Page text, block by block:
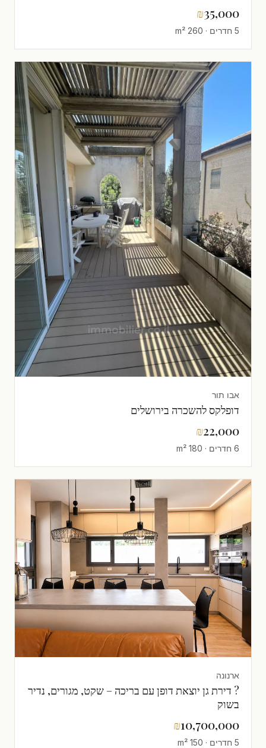
₪35,000
5 חדרים · 260 m²
אבו תור
דופלקס להשכרה בירושלים
₪22,000
6 חדרים · 180 m²
ארנונה
? דירת גן יוצאת דופן עם בריכה – שקט, מגורים, נדיר
בשוק
₪10,700,000
5 חדרים · 150 m²